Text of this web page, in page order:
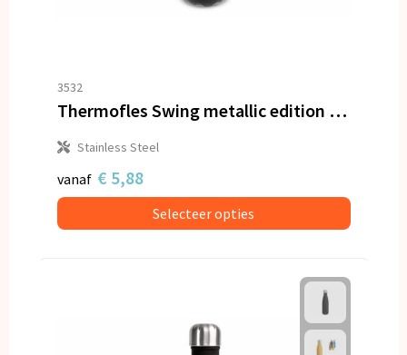
3532
Thermofles Swing metallic edition 500ml
Stainless Steel
vanaf € 5,88
Selecteer opties